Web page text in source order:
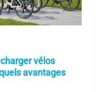
vélos
avantages